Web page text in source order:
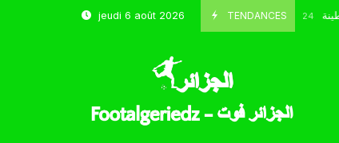
jeudi 6 août 2026 TENDANCES
Octobre 8, 2024 و شباب قسنطينة